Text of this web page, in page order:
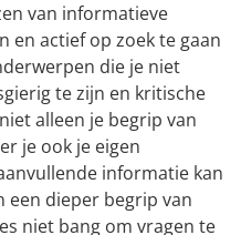
van informatieve
en actief op zoek te gaan
die je niet
te zijn en kritische
alleen je begrip van
je ook je eigen
informatie kan
een dieper begrip van
niet bang om vragen te